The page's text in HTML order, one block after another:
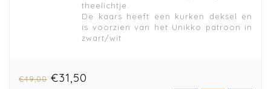
theelichtje.
De kaars heeft een kurken deksel en
is voorzien van het Unikko patroon in
zwart/wit.
€49,00 €31,50